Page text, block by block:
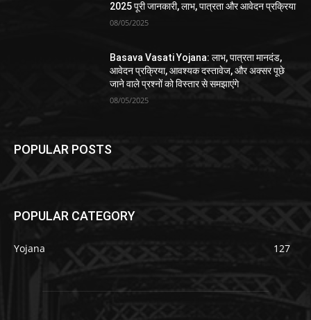
2025 पूरी जानकारी, लाभ, पात्रता और आवेदन प्रक्रिया
08/05/2025
Basava Vasati Yojana: लाभ, पात्रता मानदंड,
आवेदन प्रक्रिया, आवश्यक दस्तावेज, और अक्सर पूछे
जाने वाले प्रश्नों को विस्तार से समझाएंगे
08/05/2025
POPULAR POSTS
POPULAR CATEGORY
Yojana 127